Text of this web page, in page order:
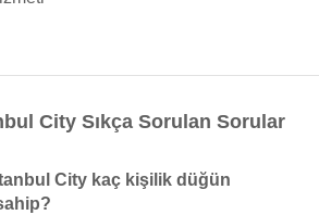
City Sıkça Sorulan Sorular
City kaç kişilik düğün